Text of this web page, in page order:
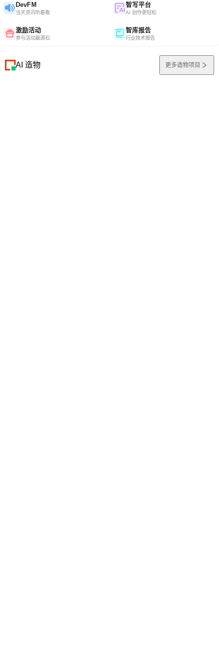
DevFM
当天资讯听着看
智写平台
AI 创作更轻松
激励活动
参与活动赢源石
智库报告
行业技术报告
AI 造物 更多造物项目